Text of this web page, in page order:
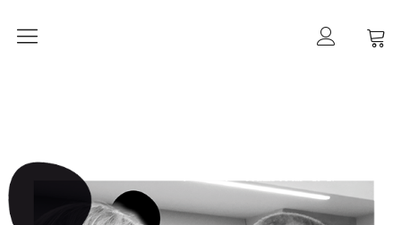
Worte zur Orgelweihe
März 2021 –